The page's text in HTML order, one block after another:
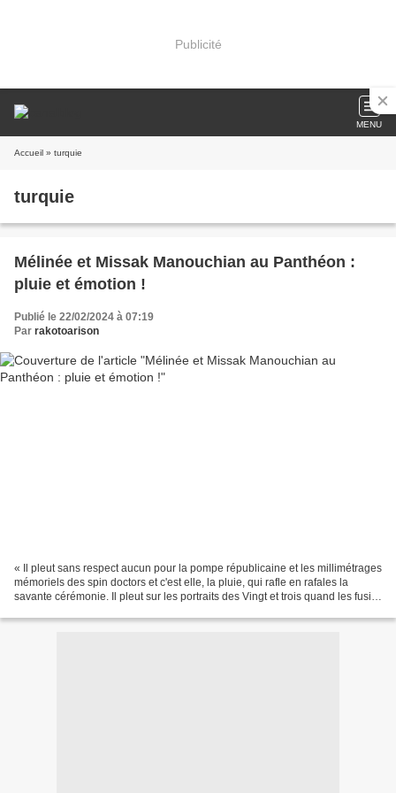
Publicité
MENU
Accueil » turquie
turquie
Mélinée et Missak Manouchian au Panthéon :
pluie et émotion !
Publié le 22/02/2024 à 07:19
Par rakotoarison
« Il pleut sans respect aucun pour la pompe républicaine et les millimétrages
mémoriels des spin doctors et c'est elle, la pluie, qui rafle en rafales la
savante cérémonie. Il pleut sur les portraits des Vingt et trois quand les fusils